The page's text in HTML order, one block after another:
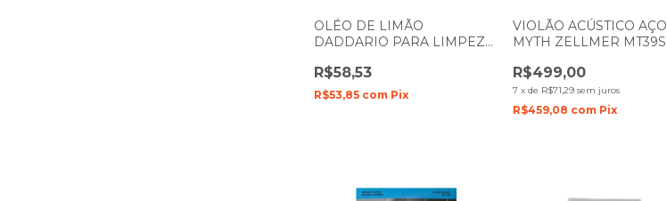
OLÉO DE LIMÃO
DADDARIO PARA LIMPEZA
R$58,53
R$53,85 com Pix
VIOLÃO ACÚSTICO AÇO
MYTH ZELLMER MT39S
1067/ 1591
R$499,00
7 x de R$71,29 sem juros
R$459,08 com Pix